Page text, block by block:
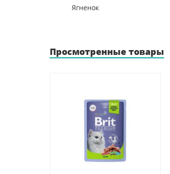
Ягненок
Просмотренные товары